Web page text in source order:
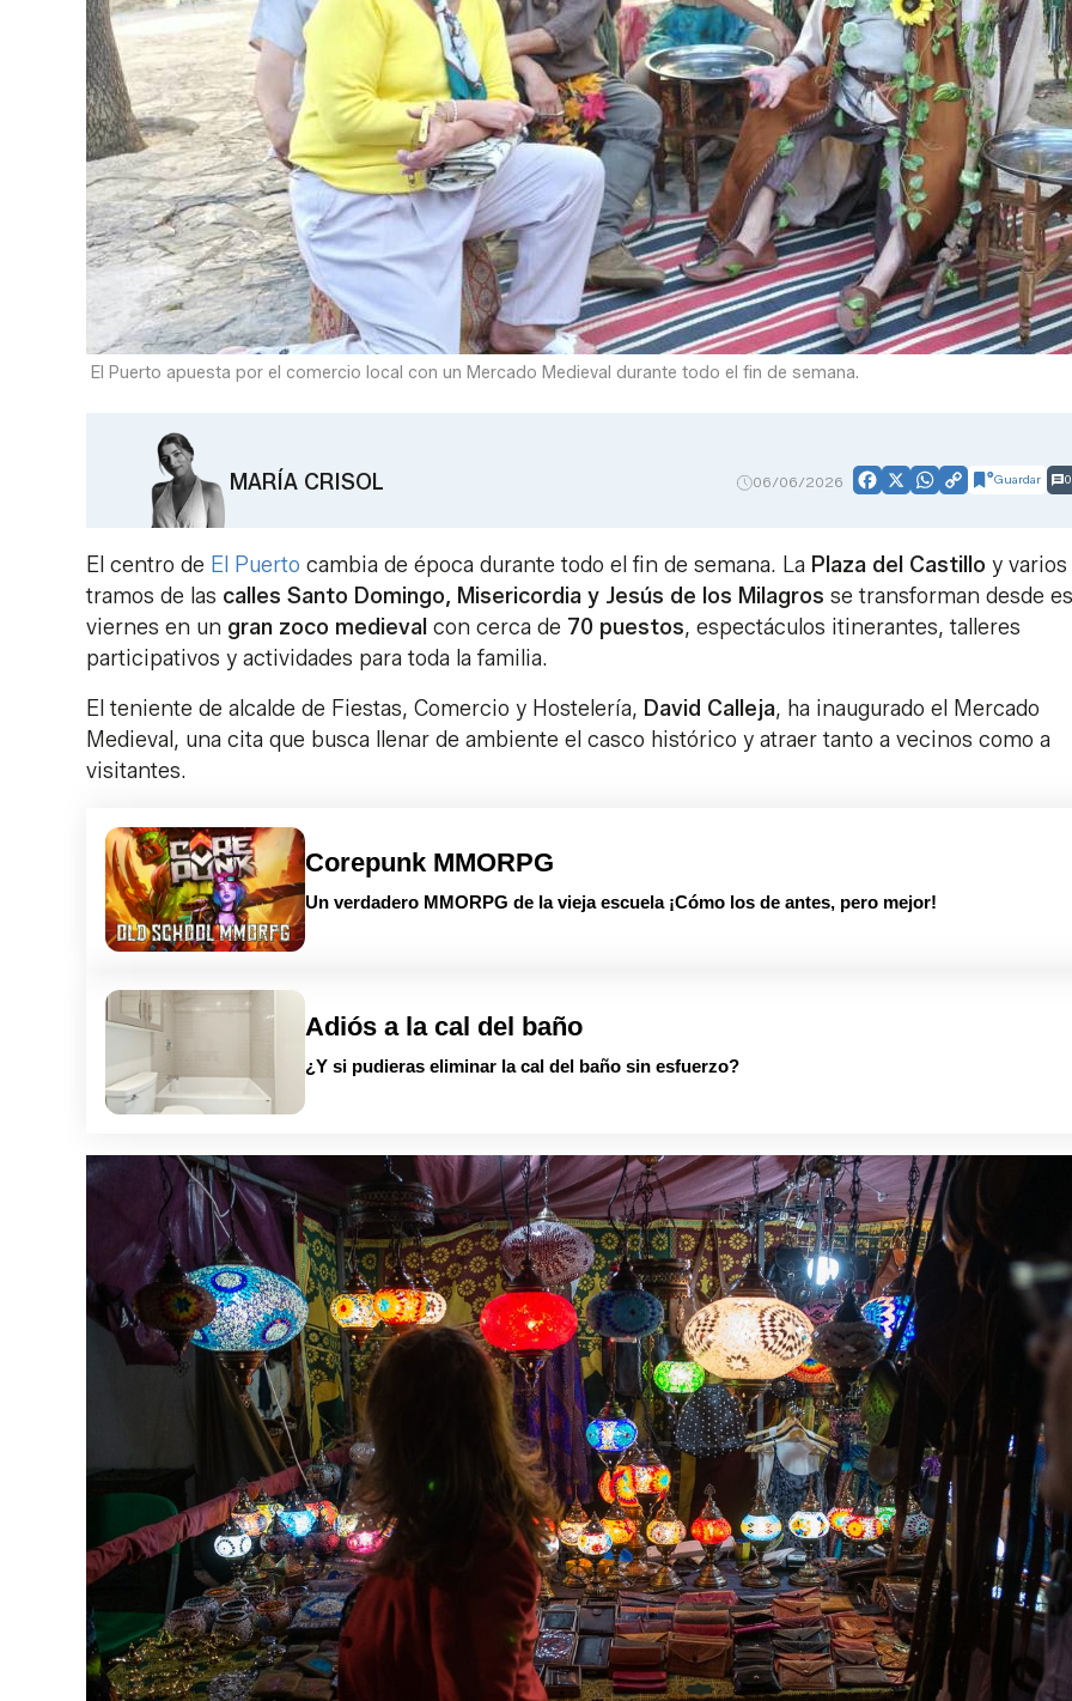
El Puerto apuesta por el comercio local con un Mercado Medieval durante todo el fin de semana.
MARÍA CRISOL 06/06/2026 Facebook
X WhatsApp
CopyGuardar 0
El centro de El Puerto cambia de época durante todo el fin de semana. La Plaza del Castillo y varios
tramos de las calles Santo Domingo, Misericordia y Jesús de los Milagros se transforman desde
viernes en un gran zoco medieval con cerca de 70 puestos, espectáculos itinerantes, talleres
participativos y actividades para toda la familia.
El teniente de alcalde de Fiestas, Comercio y Hostelería, David Calleja, ha inaugurado el Mercado
Medieval, una cita que busca llenar de ambiente el casco histórico y atraer tanto a vecinos como a
visitantes.
Corepunk MMORPG
Un verdadero MMORPG de la vieja escuela ¡Cómo los de antes, pero mejor!
Adiós a la cal del baño
¿Y si pudieras eliminar la cal del baño sin esfuerzo?